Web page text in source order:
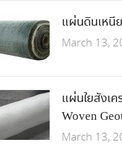
แผ่นดินเหนี
March 13,
แผ่นใยสังเ
Woven
March 13,